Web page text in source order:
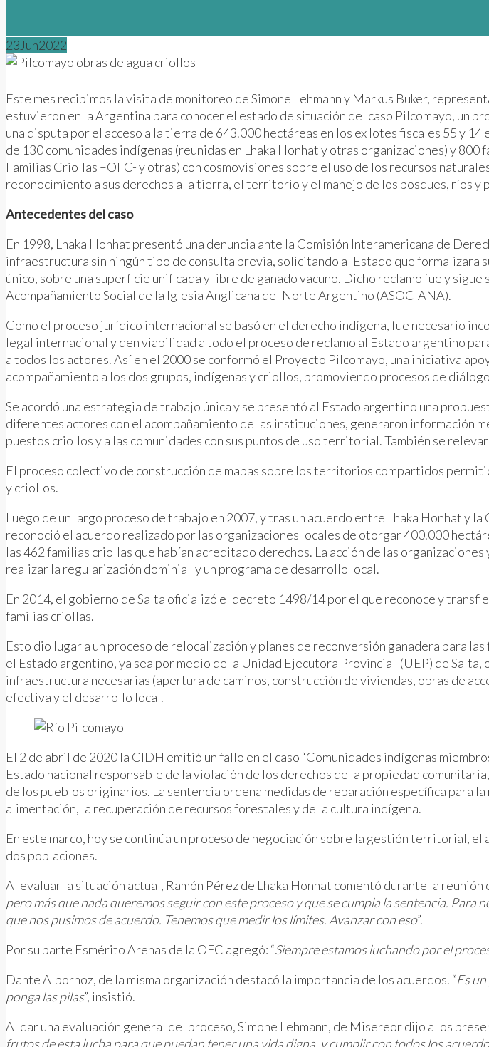
23 Jun2022
Este mes recibimos la visita de monitoreo de Simone Lehmann y Markus Buker,
estuvieron en la Argentina para conocer el estado de situación del caso Pilcomayo, un
una disputa por el acceso a la tierra de 643.000 hectáreas en los ex lotes fiscales 55 y
de 130 comunidades indígenas (reunidas en Lhaka Honhat y otras organizaciones) y
Familias Criollas –OFC- y otras) con cosmovisiones sobre el uso de los recursos
reconocimiento a sus derechos a la tierra, el territorio y el manejo de los bosques, ríos y
Antecedentes del caso
En 1998, Lhaka Honhat presentó una denuncia ante la Comisión Interamericana de
infraestructura sin ningún tipo de consulta previa, solicitando al Estado que
único, sobre una superficie unificada y libre de ganado vacuno. Dicho reclamo fue y
Acompañamiento Social de la Iglesia Anglicana del Norte Argentino (ASOCIANA).
Como el proceso jurídico internacional se basó en el derecho indígena, fue necesario
legal internacional y den viabilidad a todo el proceso de reclamo al Estado argentino
a todos los actores. Así en el 2000 se conformó el Proyecto Pilcomayo, una iniciativa
acompañamiento a los dos grupos, indígenas y criollos, promoviendo procesos de
Se acordó una estrategia de trabajo única y se presentó al Estado argentino una
diferentes actores con el acompañamiento de las instituciones, generaron información
puestos criollos y a las comunidades con sus puntos de uso territorial. También se
El proceso colectivo de construcción de mapas sobre los territorios compartidos
y criollos.
Luego de un largo proceso de trabajo en 2007, y tras un acuerdo entre Lhaka Honhat y
reconoció el acuerdo realizado por las organizaciones locales de otorgar 400.000
las 462 familias criollas que habían acreditado derechos. La acción de las
realizar la regularización dominial y un programa de desarrollo local.
En 2014, el gobierno de Salta oficializó el decreto 1498/14 por el que reconoce y
familias criollas.
Esto dio lugar a un proceso de relocalización y planes de reconversión ganadera para
el Estado argentino, ya sea por medio de la Unidad Ejecutora Provincial (UEP) de
infraestructura necesarias (apertura de caminos, construcción de viviendas, obras de
efectiva y el desarrollo local.
El 2 de abril de 2020 la CIDH emitió un fallo en el caso “Comunidades indígenas
Estado nacional responsable de la violación de los derechos de la propiedad
de los pueblos originarios. La sentencia ordena medidas de reparación específica para
alimentación, la recuperación de recursos forestales y de la cultura indígena.
En este marco, hoy se continúa un proceso de negociación sobre la gestión territorial,
dos poblaciones.
Al evaluar la situación actual, Ramón Pérez de Lhaka Honhat comentó durante la reunión
pero más que nada queremos seguir con este proceso y que se cumpla la sentencia.
que nos pusimos de acuerdo. Tenemos que medir los límites. Avanzar con eso”.
Por su parte Esmérito Arenas de la OFC agregó: “Siempre estamos luchando por el
Dante Albornoz, de la misma organización destacó la importancia de los acuerdos. “Es
ponga las pilas”, insistió.
Al dar una evaluación general del proceso, Simone Lehmann, de Misereor dijo a los
frutos de esta lucha para que puedan tener una vida digna, y cumplir con todos los